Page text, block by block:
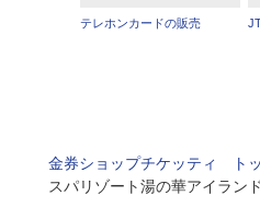
テレホンカードの販売
金券ショップチケッティ ト
スパリゾート湯の華アイラン